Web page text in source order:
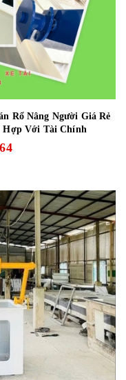
Rổ Nâng Người Giá Rẻ
Hợp Với Tài Chính